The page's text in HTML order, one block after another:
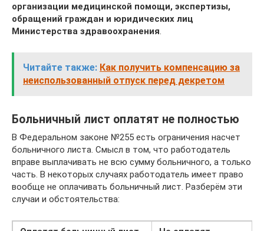
организации медицинской помощи, экспертизы,
обращений граждан и юридических лиц
Министерства здравоохранения
Читайте также: Как получить компенсацию за
неиспользованный отпуск перед декретом
Больничный лист оплатят не полностью
В Федеральном законе №255 есть ограничения насчет
больничного листа. Смысл в том, что работодатель
вправе выплачивать не всю сумму больничного, а только
часть. В некоторых случаях работодатель имеет право
вообще не оплачивать больничный лист. Разберём эти
случаи и обстоятельства: